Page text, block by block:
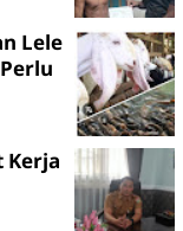
Lele
Kerja